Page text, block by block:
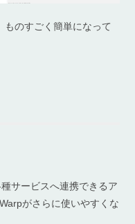
のすごく簡単になって
サービスへ連携できるア
がさらに使いやすくな